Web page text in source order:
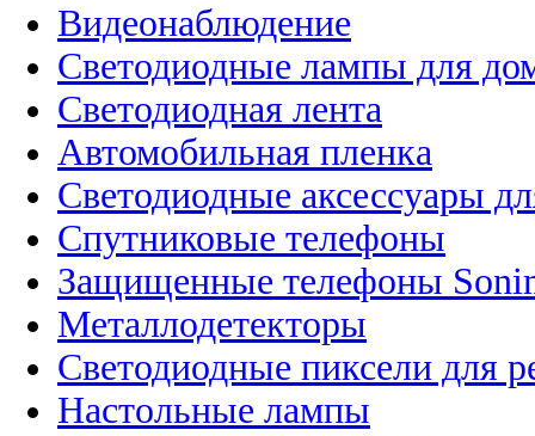
Видеонаблюдение
Светодиодные лампы для
Светодиодная лента
Автомобильная пленка
Светодиодные аксессуары
Спутниковые телефоны
Защищенные телефоны
Металлодетекторы
Светодиодные пиксели для
Настольные лампы